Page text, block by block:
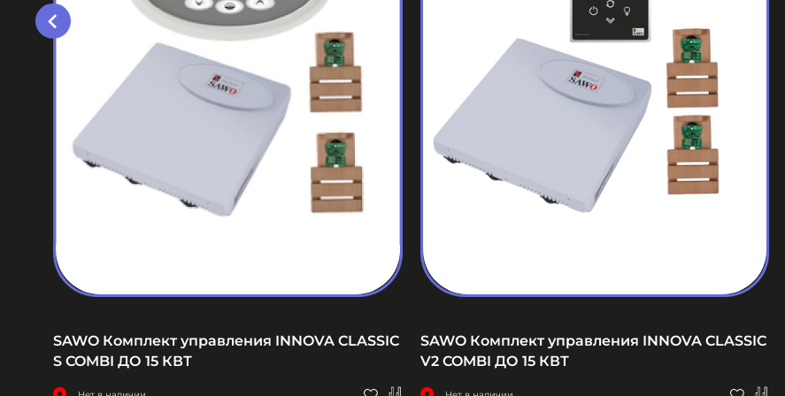
SAWO Комплект управления INNOVA CLASSIC
S COMBI ДО 15 КВТ
SAWO Комплект управления INNOVA CLASSIC
V2 COMBI ДО 15 КВТ